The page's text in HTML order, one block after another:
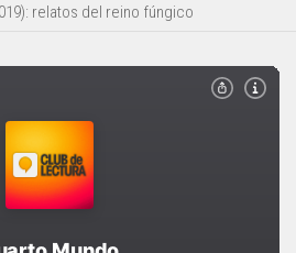
relatos del reino fúngico